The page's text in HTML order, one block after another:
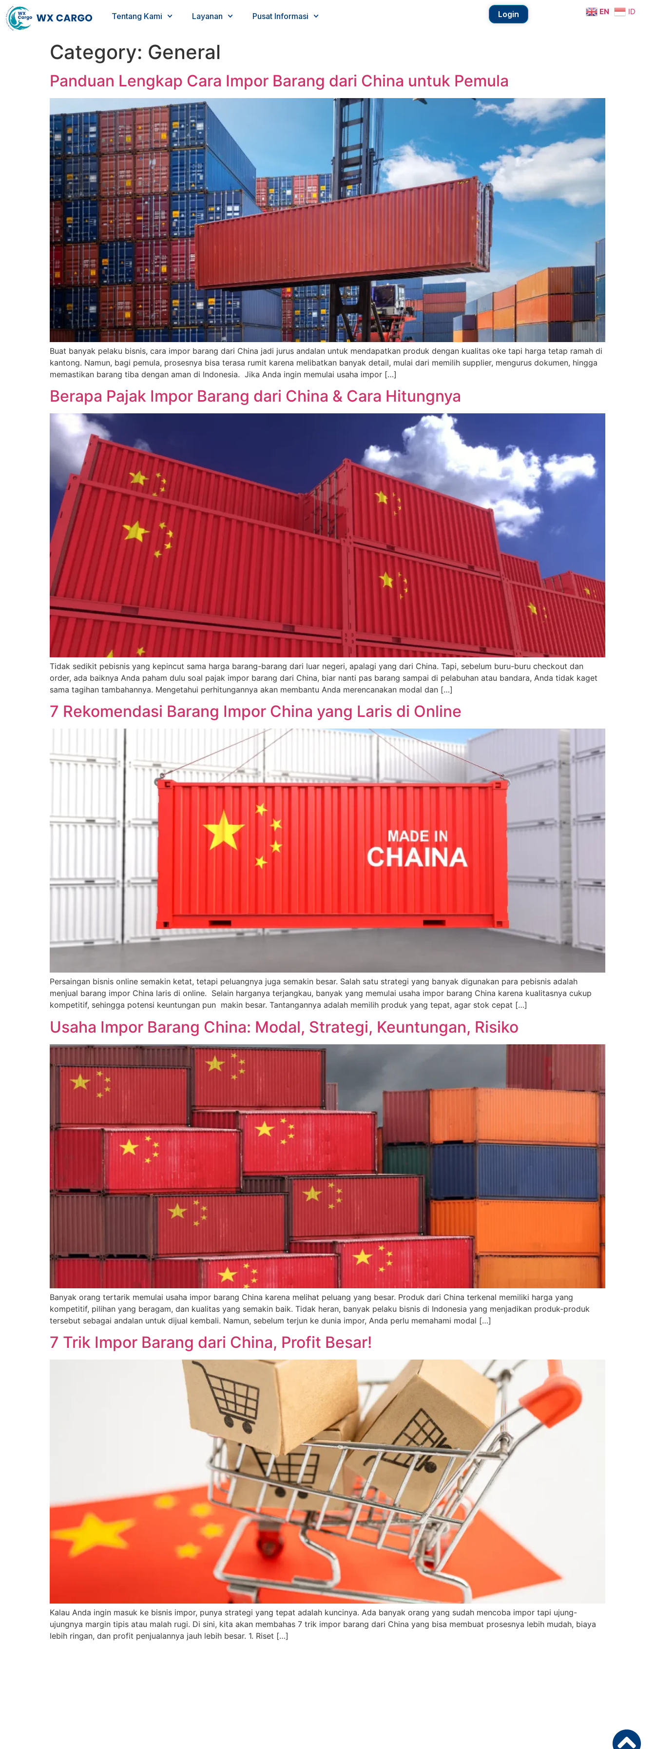
Tentang Kami Layanan Pusat Informasi Login EN ID
Category: General
Panduan Lengkap Cara Impor Barang dari China untuk Pemula
Buat banyak pelaku bisnis, cara impor barang dari China jadi jurus andalan untuk mendapatkan produk dengan kualitas oke tapi harga tetap ramah di
kantong. Namun, bagi pemula, prosesnya bisa terasa rumit karena melibatkan banyak detail, mulai dari memilih supplier, mengurus dokumen, hingga
memastikan barang tiba dengan aman di Indonesia. Jika Anda ingin memulai usaha impor […]
Berapa Pajak Impor Barang dari China & Cara Hitungnya
Tidak sedikit pebisnis yang kepincut sama harga barang-barang dari luar negeri, apalagi yang dari China. Tapi, sebelum buru-buru checkout dan
order, ada baiknya Anda paham dulu soal pajak impor barang dari China, biar nanti pas barang sampai di pelabuhan atau bandara, Anda tidak kaget
sama tagihan tambahannya. Mengetahui perhitungannya akan membantu Anda merencanakan modal dan […]
7 Rekomendasi Barang Impor China yang Laris di Online
Persaingan bisnis online semakin ketat, tetapi peluangnya juga semakin besar. Salah satu strategi yang banyak digunakan para pebisnis adalah
menjual barang impor China laris di online. Selain harganya terjangkau, banyak yang memulai usaha impor barang China karena kualitasnya cukup
kompetitif, sehingga potensi keuntungan pun makin besar. Tantangannya adalah memilih produk yang tepat, agar stok cepat […]
Usaha Impor Barang China: Modal, Strategi, Keuntungan, Risiko
Banyak orang tertarik memulai usaha impor barang China karena melihat peluang yang besar. Produk dari China terkenal memiliki harga yang
kompetitif, pilihan yang beragam, dan kualitas yang semakin baik. Tidak heran, banyak pelaku bisnis di Indonesia yang menjadikan produk-produk
tersebut sebagai andalan untuk dijual kembali. Namun, sebelum terjun ke dunia impor, Anda perlu memahami modal […]
7 Trik Impor Barang dari China, Profit Besar!
Kalau Anda ingin masuk ke bisnis impor, punya strategi yang tepat adalah kuncinya. Ada banyak orang yang sudah mencoba impor tapi ujung-
ujungnya margin tipis atau malah rugi. Di sini, kita akan membahas 7 trik impor barang dari China yang bisa membuat prosesnya lebih mudah, biaya
lebih ringan, dan profit penjualannya jauh lebih besar. 1. Riset […]